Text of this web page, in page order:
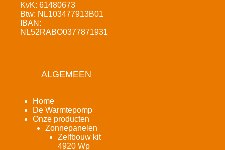
KvK: 61480673
Btw: NL103477913B01
IBAN:
NL52RABO0377871931
ALGEMEEN
Home
De Warmtepomp
Onze producten
Zonnepanelen
Zelfbouw kit
4920 Wp